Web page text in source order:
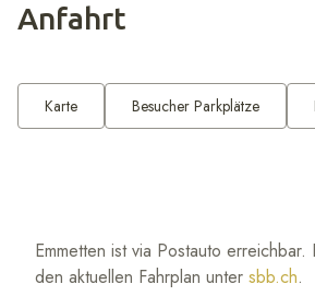
Anfahrt
Karte Besucher Parkplätze
Emmetten ist via Postauto erreichbar.
den aktuellen Fahrplan unter sbb.ch.